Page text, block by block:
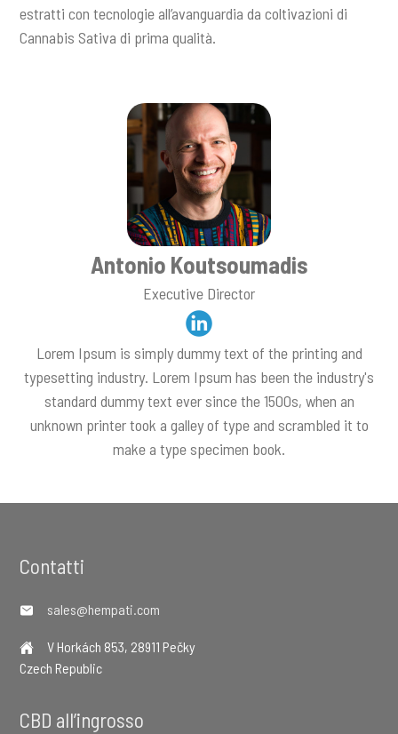
estratti con tecnologie all’avanguardia da coltivazioni di
Cannabis Sativa di prima qualità.
Antonio Koutsoumadis
Executive Director
Lorem Ipsum is simply dummy text of the printing and
typesetting industry. Lorem Ipsum has been the industry's
standard dummy text ever since the 1500s, when an
unknown printer took a galley of type and scrambled it to
make a type specimen book.
Footer
Contatti
sales@hempati.com
V Horkách 853, 28911 Pečky
Czech Republic
CBD all’ingrosso